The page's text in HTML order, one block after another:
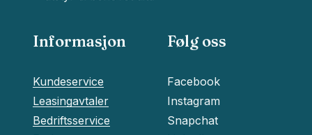
Informasjon
Kundeservice
Leasingavtaler
Bedriftsservice
Følg oss
Facebook
Instagram
Snapchat